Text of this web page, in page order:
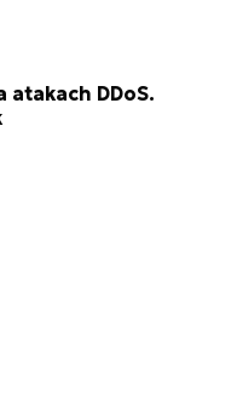
atakach DDoS.